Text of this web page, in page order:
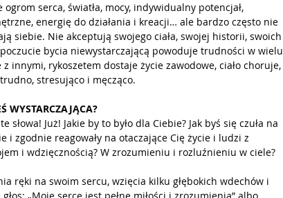
serca, światła, mocy, indywidualny potencjał,
energię do działania i kreacji… ale bardzo często nie
siebie. Nie akceptują swojego ciała, swojej historii, swoich
bycia niewystarczającą powoduje trudności w wielu
innymi, rykoszetem dostaje życie zawodowe, ciało choruje,
stresująco i męcząco.
WYSTARCZAJĄCA?
Już! Jakie by to było dla Ciebie? Jak byś się czuła na
i zgodnie reagowały na otaczające Cię życie i ludzi z
i wdzięcznością? W zrozumieniu i rozluźnieniu w ciele?
ręki na swoim sercu, wzięcia kilku głębokich wdechów i